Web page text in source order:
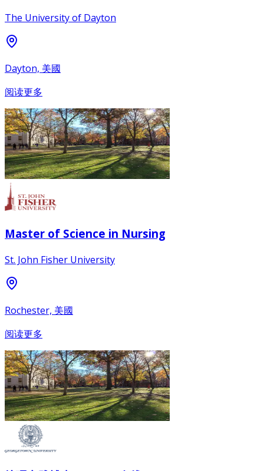
The University of Dayton
Dayton, 美國
阅读更多
Master of Science in Nursing
St. John Fisher University
Rochester, 美國
阅读更多